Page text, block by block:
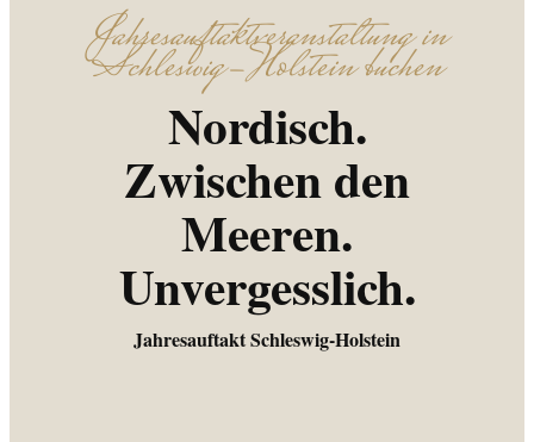
Jahresauftaktveranstaltung in
Schleswig-Holstein buchen
Nordisch.
Zwischen den
Meeren.
Unvergesslich.
Jahresauftakt Schleswig-Holstein